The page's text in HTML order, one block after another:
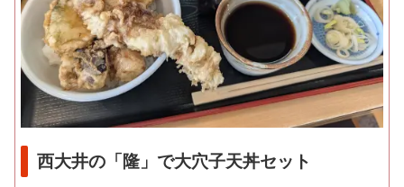
西大井の「隆」で大穴子天丼セット